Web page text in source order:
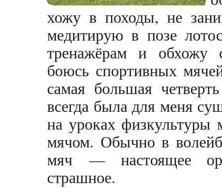
хожу в походы, не
медитирую в позе
тренажёрам и обхожу
боюсь спортивных
самая большая
всегда была для меня
на уроках
мячом. Обычно в
мяч — настоящее
страшное.